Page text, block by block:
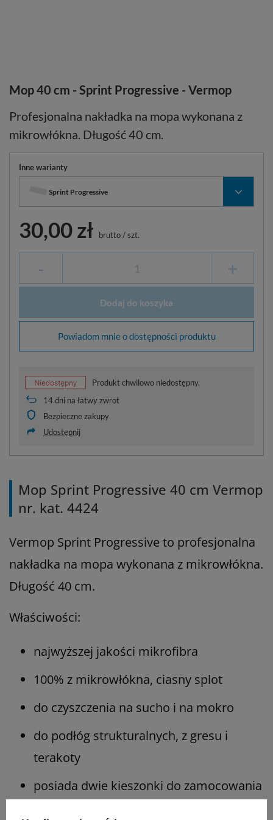
Mop 40 cm - Sprint Progressive - Vermop
Profesjonalna nakładka na mopa wykonana z
mikrowłókna. Długość 40 cm.
Inne warianty
Sprint Progressive
30,00 zł brutto/szt.
- +
Dodaj do koszyka
Powiadom mnie o dostępności produktu
Produkt chwilowo niedostępny.
14dni na łatwy zwrot
Bezpieczne zakupy
Udostępnij
Mop Sprint Progressive 40 cm Vermop
nr. kat. 4424
Vermop Sprint Progressive to profesjonalna
nakładka na mopa wykonana z mikrowłókna.
Długość 40 cm.
Właściwości:
najwyższej jakości mikrofibra
100% z mikrowłókna, ciasny splot
do czyszczenia na sucho i na mokro
do podłóg strukturalnych, z gresu i
terakoty
posiada dwie kieszonki do zamocowania